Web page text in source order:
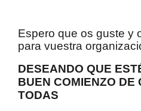
Espero que os guste y
para vuestra
DESEANDO QUE
BUEN COMIENZO DE
TODAS